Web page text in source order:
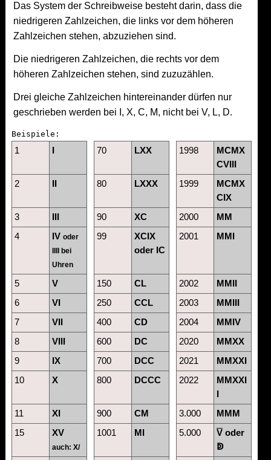
Das System der Schreibweise besteht darin, dass die
niedrigeren Zahlzeichen, die links vor dem höheren
Zahlzeichen stehen, abzuziehen sind.
Die niedrigeren Zahlzeichen, die rechts vor dem
höheren Zahlzeichen stehen, sind zuzuzählen.
Drei gleiche Zahlzeichen hintereinander dürfen nur
geschrieben werden bei I, X, C, M, nicht bei V, L, D.
Beispiele:
1 70 LXX 1998
MCMX
CVIII
2
80 LXXX 1999
MCMX
CIX
3
90 XC 2000
MM
4
IV oder
IIII bei
Uhren
99
XCIX
oder IC
2001 MMI
5 V 150 CL 2002
MMII
6
VI 250 CCL 2003
MMIII
7
VII 400 CD 2004
MMIV
8
VIII 600 DC 2020
MMXX
9
IX 700 DCC 2021
MMXXI
10
X 800 DCCC 2022
MMXXI
11
XI 900 CM 3.000
MMM
15
XV
auch: X/
1001 MI 5.000 V oder
ↁ